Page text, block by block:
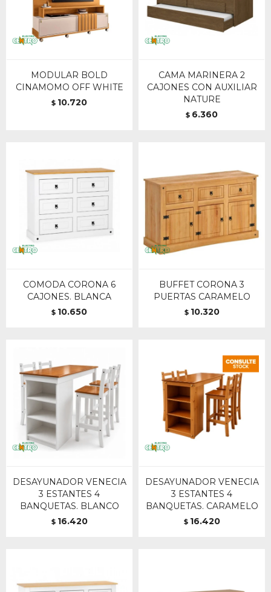
MODULAR BOLD
CINAMOMO OFF WHITE
$ 10.720
CAMA MARINERA 2
CAJONES CON AUXILIAR
NATURE
$ 6.360
COMODA CORONA 6
CAJONES. BLANCA
$ 10.650
BUFFET CORONA 3
PUERTAS CARAMELO
$ 10.320
DESAYUNADOR VENECIA
3 ESTANTES 4
BANQUETAS. BLANCO
$ 16.420
DESAYUNADOR VENECIA
3 ESTANTES 4
BANQUETAS. CARAMELO
$ 16.420